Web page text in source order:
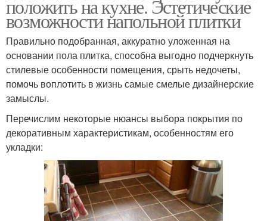
положить на кухне. Эстетические
возможности напольной плитки
Правильно подобранная, аккуратно уложенная на
основании пола плитка, способна выгодно подчеркнуть
стилевые особенности помещения, срыть недочеты,
помочь воплотить в жизнь самые смелые дизайнерские
замыслы.
Перечислим некоторые нюансы выбора покрытия по
декоративным характеристикам, особенностям его
укладки: